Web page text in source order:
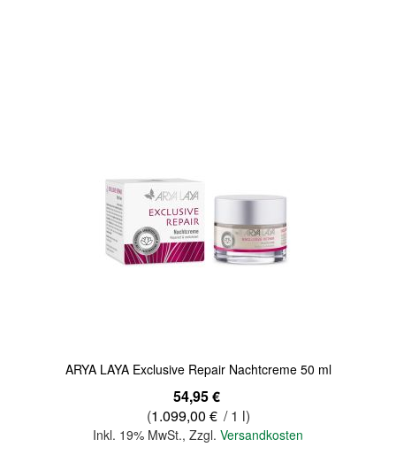
ARYA LAYA Exclusive Repair Nachtcreme 50 ml
54,95 €
(1.099,00 € / 1 l)
Inkl. 19% MwSt., Zzgl. Versandkosten